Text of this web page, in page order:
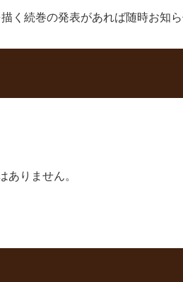
く続巻の発表があれば随時お知ら
りません。